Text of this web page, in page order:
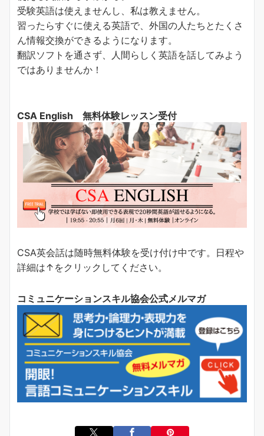
受験英語は使えませんし、私は教えません。
習ったらすぐに使える英語で、外国の人たちとたくさ
ん情報交換ができるようになります。
翻訳ソフトを通さず、人間らしく英語を話してみよう
ではありませんか！
CSA English 無料体験レッスン受付
CSA英会話は随時無料体験を受け付け中です。日程や
詳細は↑をクリックしてください。
コミュニケーションスキル協会公式メルマガ